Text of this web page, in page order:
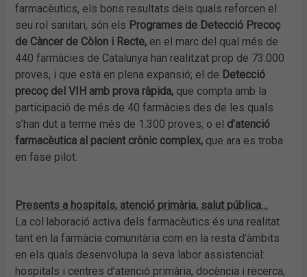
farmacèutics, els bons resultats dels quals reforcen el
seu rol sanitari, són els Programes de Detecció Precoç
de Càncer de Còlon i Recte, en el marc del qual més de
440 farmàcies de Catalunya han realitzat prop de 73.000
proves, i que està en plena expansió; el de Detecció
precoç del VIH amb prova ràpida, que compta amb la
participació de més de 40 farmàcies des de les quals
s’han dut a terme més de 1.300 proves; o el d’atenció
farmacèutica al pacient crònic complex, que ara es troba
en fase pilot.
Presents a hospitals, atenció primària, salut pública…
La col·laboració activa dels farmacèutics és una realitat
tant en la farmàcia comunitària com en la resta d’àmbits
en els quals desenvolupa la seva labor assistencial:
hospitals i centres d’atenció primària, docència i recerca,